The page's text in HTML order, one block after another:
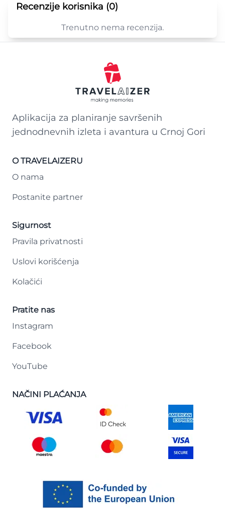
Recenzije korisnika (0)
Trenutno nema recenzija.
Aplikacija za planiranje savršenih
jednodnevnih izleta i avantura u Crnoj Gori
O TRAVELAIZERU
O nama
Postanite partner
Sigurnost
Pravila privatnosti
Uslovi korišćenja
Kolačići
Pratite nas
Instagram
Facebook
YouTube
NAČINI PLAĆANJA